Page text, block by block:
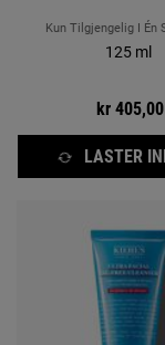
Kun Tilgjengelig I Én
125 ml
kr 405,00
LASTER